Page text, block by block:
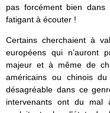
pas forcément bien dans
fatigant à écouter !
Certains cherchaient à
européens qui n’auront
majeur et à même de
américains ou chinois
désagréable dans ce
intervenants ont du mal